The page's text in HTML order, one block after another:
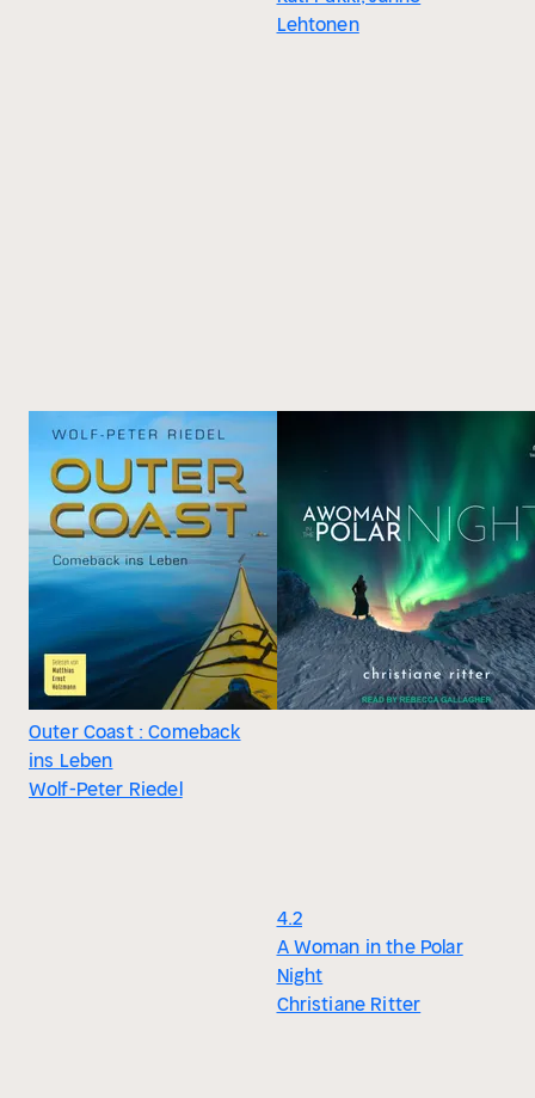
Lehtonen
Outer Coast : Comeback
ins Leben
Wolf-Peter Riedel
4.2
A Woman in the Polar
Night
Christiane Ritter